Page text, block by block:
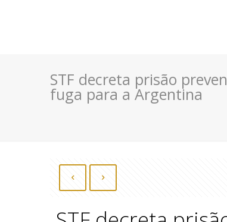
STF decreta prisão
fuga para a Argentina